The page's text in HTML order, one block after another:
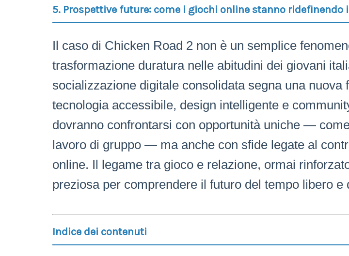
5. Prospettive future: come i giochi online stanno
Il caso di Chicken Road 2 non è un semplice
trasformazione duratura nelle abitudini dei giovani
socializzazione digitale consolidata segna una
tecnologia accessibile, design intelligente e
dovranno confrontarsi con opportunità uniche —
lavoro di gruppo — ma anche con sfide legate al
online. Il legame tra gioco e relazione, ormai
preziosa per comprendere il futuro del tempo libero
Indice dei contenuti